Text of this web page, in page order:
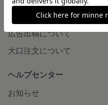
企業の方へ
広告出稿について
大口注文について
ヘルプセンター
お知らせ